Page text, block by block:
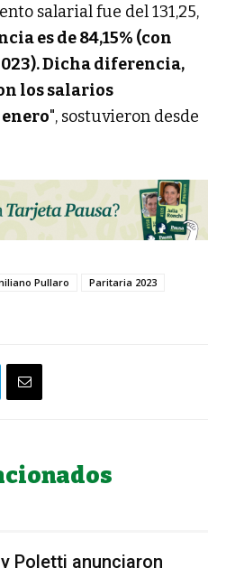
salarial fue del 131,25,
es de 84,15% (con
Dicha diferencia,
los salarios
", sostuvieron desde
Pullaro
Paritaria 2023
Poletti anunciaron